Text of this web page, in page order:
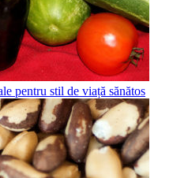
pentru stil de viață sănătos